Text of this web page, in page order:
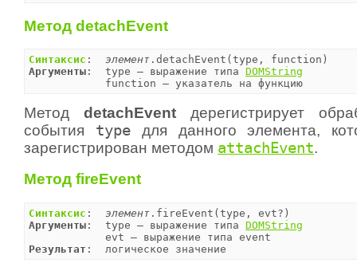
Метод detachEvent
Синтаксис : элемент
Аргументы :  type — выражение типа DOMString
            function — указатель на функцию
Метод detachEvent дерегистрирует
события typeдля данного элемента,
зарегистрирован методом attachEvent.
Метод fireEvent
Синтаксис : элемент
Аргументы :  type — выражение типа DOMString
Результат :  логическое значение